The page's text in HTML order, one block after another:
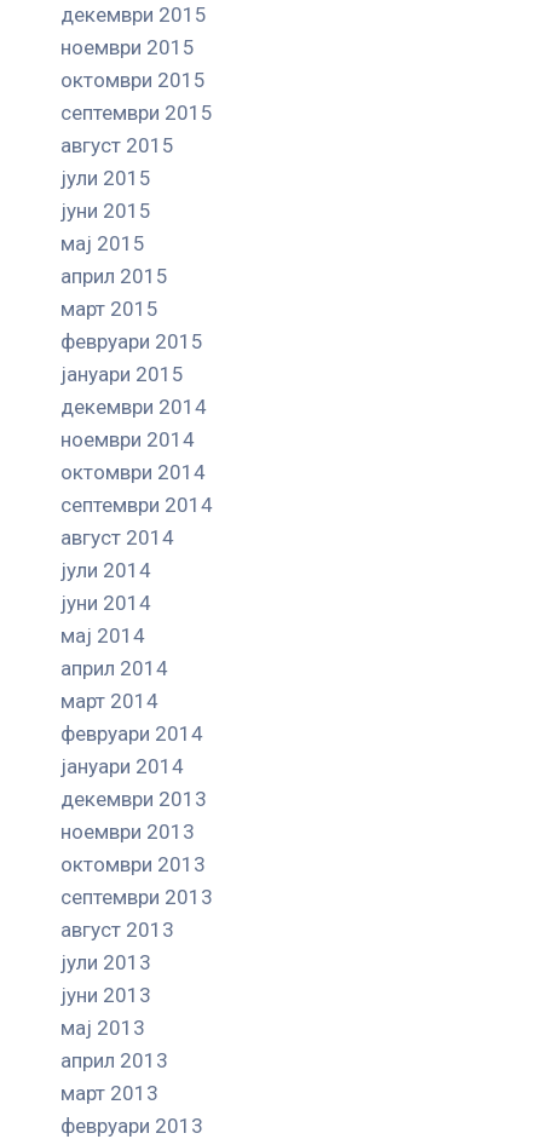
декември 2015
ноември 2015
октомври 2015
септември 2015
август 2015
јули 2015
јуни 2015
мај 2015
април 2015
март 2015
февруари 2015
јануари 2015
декември 2014
ноември 2014
октомври 2014
септември 2014
август 2014
јули 2014
јуни 2014
мај 2014
април 2014
март 2014
февруари 2014
јануари 2014
декември 2013
ноември 2013
октомври 2013
септември 2013
август 2013
јули 2013
јуни 2013
мај 2013
април 2013
март 2013
февруари 2013